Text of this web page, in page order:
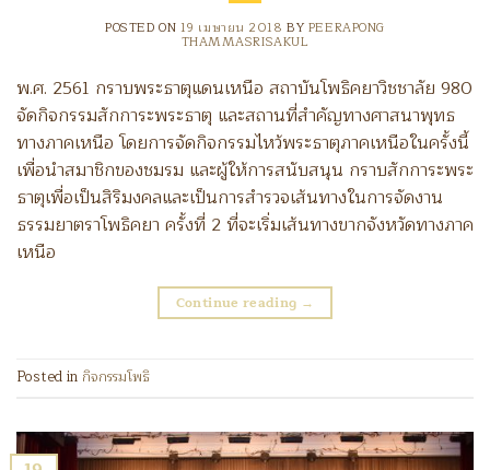
POSTED ON 19 เมษายน 2018 BY PEERAPONG
THAMMASRISAKUL
พ.ศ. 2561 กราบพระธาตุแดนเหนือ สถาบันโพธิคยาวิชชาลัย 980
จัดกิจกรรมสักการะพระธาตุ และสถานที่สำคัญทางศาสนาพุทธ
ทางภาคเหนือ โดยการจัดกิจกรรมไหว้พระธาตุภาคเหนือในครั้งนี้
เพื่อนำสมาชิกของชมรม และผู้ให้การสนับสนุน กราบสักการะพระ
ธาตุเพื่อเป็นสิริมงคลและเป็นการสำรวจเส้นทางในการจัดงาน
ธรรมยาตราโพธิคยา ครั้งที่ 2 ที่จะเริ่มเส้นทางขากจังหวัดทางภาค
เหนือ
Continue reading →
Posted in กิจกรรมโพธิ